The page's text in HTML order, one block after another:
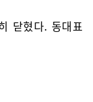
닫혔다. 동대표